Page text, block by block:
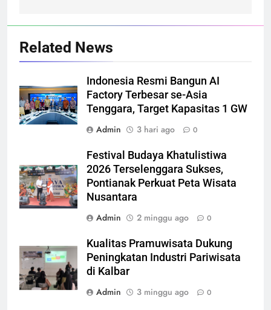
Related News
Indonesia Resmi Bangun AI
Factory Terbesar se-Asia
Tenggara, Target Kapasitas 1 GW
Admin
3 hari ago 0
Festival Budaya Khatulistiwa
2026 Terselenggara Sukses,
Pontianak Perkuat Peta Wisata
Nusantara
Admin
2 minggu ago 0
Kualitas Pramuwisata Dukung
Peningkatan Industri Pariwisata
di Kalbar
Admin
3 minggu ago 0